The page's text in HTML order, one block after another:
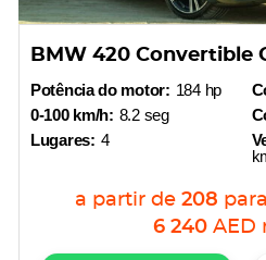
BMW 420 Convertible
Potência do motor: 184 hp
0-100 km/h: 8.2 seg
Lugares: 4
a partir de 208 para
6 240 AED